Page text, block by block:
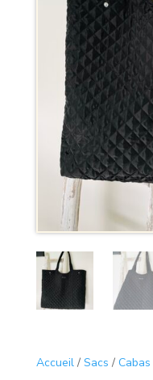
Accueil/ Sacs / Cabas